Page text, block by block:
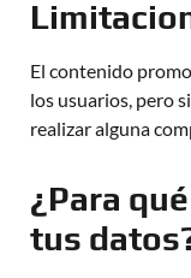
El contenido
los usuarios, pero
realizar alguna
¿Para
tus